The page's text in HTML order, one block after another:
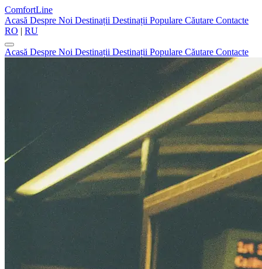
ComfortLine
Acasă Despre Noi Destinații Destinații Populare Căutare Contacte
RO | RU
Acasă Despre Noi Destinații Destinații Populare Căutare Contacte